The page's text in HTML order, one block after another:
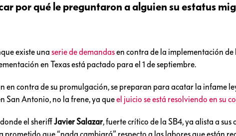
por qué le preguntaron a alguien su estatus
existe unaserie de demandasen contra de la implementación
en Texas está pactado para el 1 de septiembre.
en contra de su promulgación, se preparan para acatar la infame
San Antonio, no la frene, ya queel juicio se está resolviendo en su
donde el sheriffJavier Salazar, fuerte crítico de la SB4, ya alista a sus
que “nada cambiará” respecto a las labores que están